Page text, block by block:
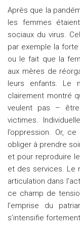
Après que la
les femmes
sociaux du virus.
par exemple la
ou le fait que la
aux mères de
leurs enfants. Le
clairement montré
veulent pas –
victimes.
l’oppression. Or,
obliger à prendre
et pour reproduire
et des services. Le
articulation dans
ce champ de
l’emprise du
s’intensifie